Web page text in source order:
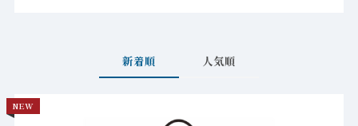
新着順 人気順
NEW